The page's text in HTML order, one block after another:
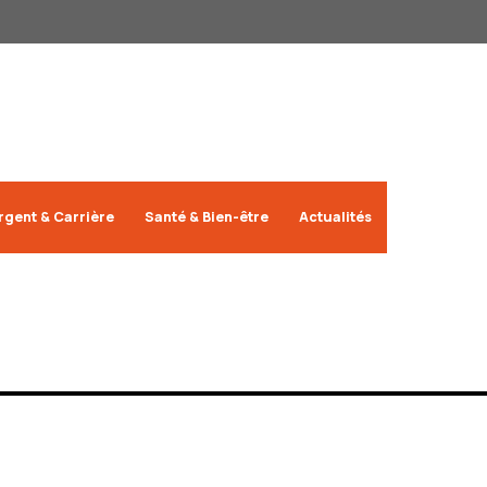
& Carrière Santé & Bien-être Actualités